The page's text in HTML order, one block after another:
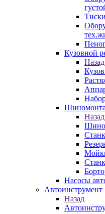
Тиски
Кузовной
Назад
Назад
Насосы
Автоинструмент
Назад